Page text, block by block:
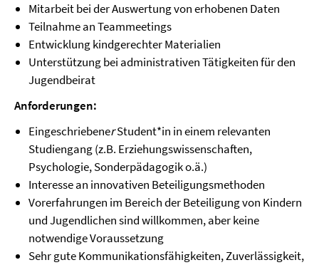
Mitarbeit bei der Auswertung von erhobenen Daten
Teilnahme an Teammeetings
Entwicklung kindgerechter Materialien
Unterstützung bei administrativen Tätigkeiten für den
Jugendbeirat
Anforderungen:
EingeschriebenerStudent*in in einem relevanten
Studiengang (z.B. Erziehungswissenschaften,
Psychologie, Sonderpädagogik o.ä.)
Interesse an innovativen Beteiligungsmethoden
Vorerfahrungen im Bereich der Beteiligung von Kindern
und Jugendlichen sind willkommen, aber keine
notwendige Voraussetzung
Sehr gute Kommunikationsfähigkeiten, Zuverlässigkeit,